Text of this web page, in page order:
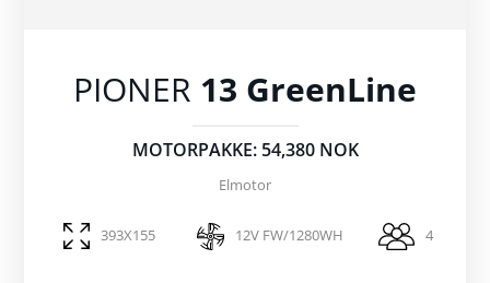
PIONER 13 GreenLine
MOTORPAKKE: 54,380 NOK
Elmotor
393X155 12V FW/1280WH 4